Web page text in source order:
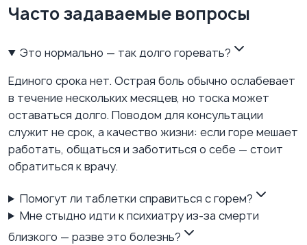
Часто задаваемые вопросы
Это нормально — так долго горевать?
Единого срока нет. Острая боль обычно ослабевает
в течение нескольких месяцев, но тоска может
оставаться долго. Поводом для консультации
служит не срок, а качество жизни: если горе мешает
работать, общаться и заботиться о себе — стоит
обратиться к врачу.
Помогут ли таблетки справиться с горем?
Мне стыдно идти к психиатру из-за смерти
близкого — разве это болезнь?